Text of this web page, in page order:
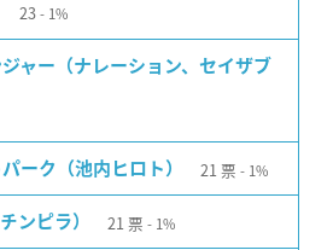
23 1%
ャー（ナレーション、セイザブ
ーク（池内ヒロト） 21 票 1%
ンピラ） 21 票 1%